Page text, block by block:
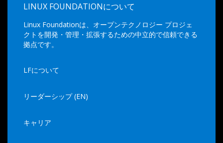
LINUX FOUNDATIONについて
Linux Foundationは、オープンテクノロジー プロジェ
クトを開発・管理・拡張するための中立的で信頼できる
拠点です。
LFについて
リーダーシップ (EN)
キャリア